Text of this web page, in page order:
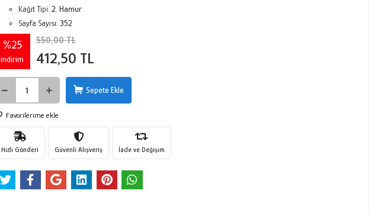
Kağıt Tipi: 2. Hamur
Sayfa Sayısı: 352
%25
indirim
550,00 TL
412,50 TL
Sepete Ekle
Favorilerime ekle
Hızlı Gönderi Güvenli Alışveriş İade ve Değişim